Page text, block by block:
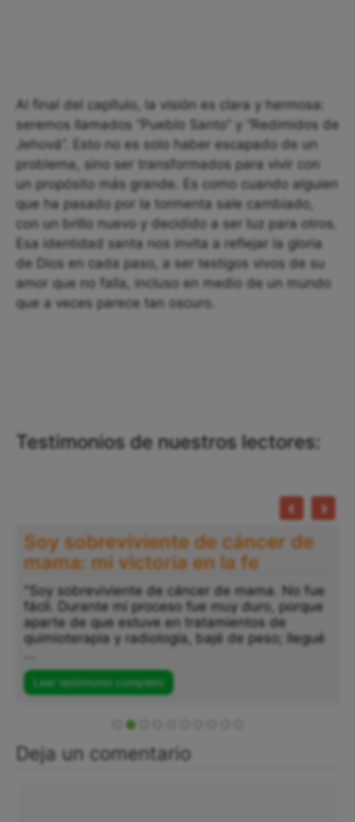
Al final del capítulo, la visión es clara y hermosa:
seremos llamados “Pueblo Santo” y “Redimidos de
Jehová”. Esto no es solo haber escapado de un
problema, sino ser transformados para vivir con
un propósito más grande. Es como cuando alguien
que ha pasado por la tormenta sale cambiado,
con un brillo nuevo y decidido a ser luz para otros.
Esa identidad santa nos invita a reflejar la gloria
de Dios en cada paso, a ser testigos vivos de su
amor que no falla, incluso en medio de un mundo
que a veces parece tan oscuro.
Testimonios de nuestros lectores:
Soy sobreviviente de cáncer de
mama: mi victoria en la fe
"Soy sobreviviente de cáncer de mama. No fue
fácil. Durante mi proceso fue muy duro, porque
aparte de que estuve en tratamientos de
quimioterapia y radiología, bajé de peso; llegué
Leer testimonio completo
Deja un comentario